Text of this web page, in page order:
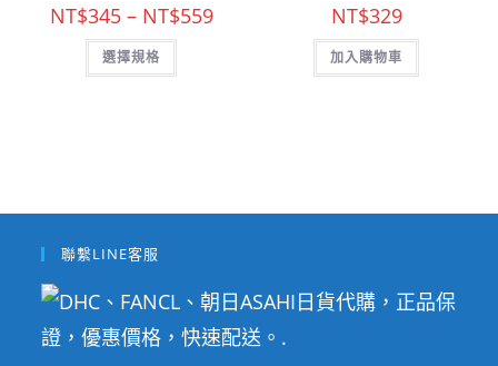
選
NT$345 – NT$559價
格
選擇規格
此
品
品
選
項
NT$329
加入購物車
聯繫LINE客服